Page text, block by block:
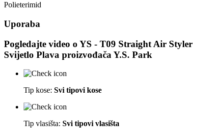
Polieterimid
Uporaba
Pogledajte video o YS - T09 Straight Air Styler
Svijetlo Plava proizvođača Y.S. Park
Tip kose: Svi tipovi kose
Tip vlasišta: Svi tipovi vlasišta